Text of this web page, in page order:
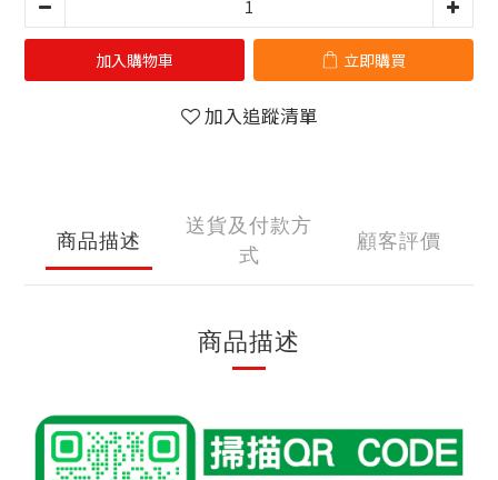
加入購物車 立即購買
加入追蹤清單
商品描述
送貨及付款方
式
顧客評價
商品描述